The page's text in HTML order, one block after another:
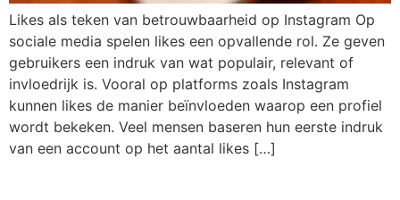
Likes als teken van betrouwbaarheid op Instagram Op
sociale media spelen likes een opvallende rol. Ze geven
gebruikers een indruk van wat populair, relevant of
invloedrijk is. Vooral op platforms zoals Instagram
kunnen likes de manier beïnvloeden waarop een profiel
wordt bekeken. Veel mensen baseren hun eerste indruk
van een account op het aantal likes […]